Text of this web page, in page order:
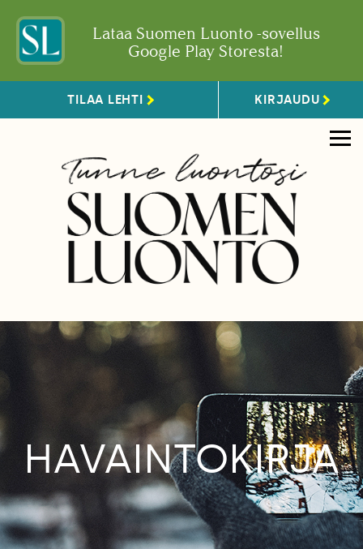
Lataa Suomen Luonto -sovellus
Google Play Storesta!
TILAA LEHTI KIRJAUDU
HAVAINTOKIRJA